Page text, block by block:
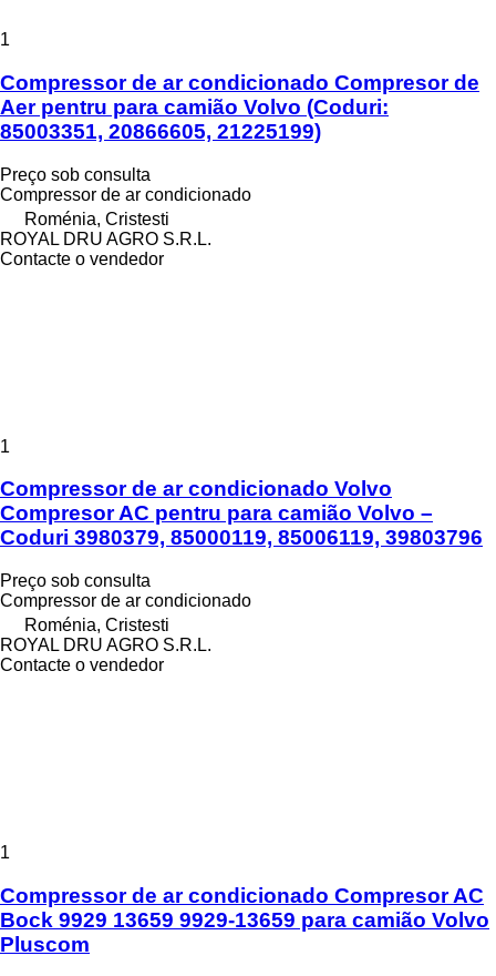
1
Compressor de ar condicionado Compresor de
Aer pentru para camião Volvo (Coduri:
85003351, 20866605, 21225199)
Preço sob consulta
Compressor de ar condicionado
Roménia, Cristesti
ROYAL DRU AGRO S.R.L.
Contacte o vendedor
1
Compressor de ar condicionado Volvo
Compresor AC pentru para camião Volvo –
Coduri 3980379, 85000119, 85006119, 39803796
Preço sob consulta
Compressor de ar condicionado
Roménia, Cristesti
ROYAL DRU AGRO S.R.L.
Contacte o vendedor
1
Compressor de ar condicionado Compresor AC
Bock 9929 13659 9929-13659 para camião Volvo
Pluscom